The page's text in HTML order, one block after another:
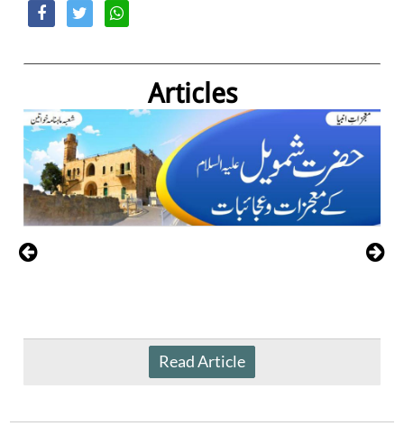
Articles
Read Article